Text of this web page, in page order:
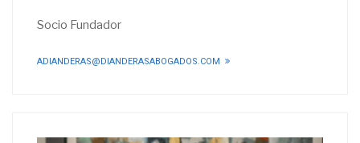
Socio Fundador
ADIANDERAS@DIANDERASABOGADOS.COM